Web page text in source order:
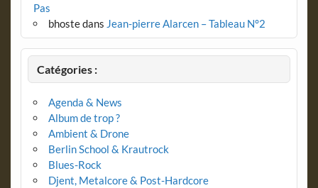
Pas
bhostedans Jean-pierre Alarcen – Tableau N°2
Catégories :
Agenda & News
Album de trop ?
Ambient & Drone
Berlin School & Krautrock
Blues-Rock
Djent, Metalcore & Post-Hardcore